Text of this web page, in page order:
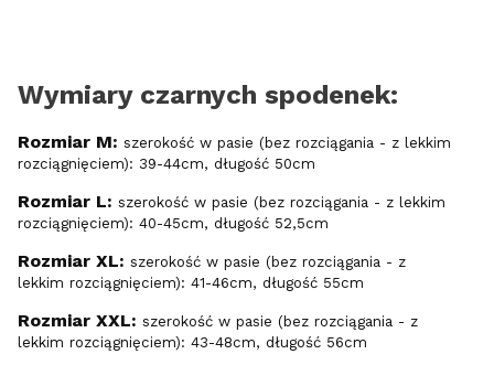
Wymiary czarnych spodenek:
Rozmiar M: szerokość w pasie (bez rozciągania - z lekkim
rozciągnięciem): 39-44cm, długość 50cm
Rozmiar L: szerokość w pasie (bez rozciągania - z lekkim
rozciągnięciem): 40-45cm, długość 52,5cm
Rozmiar XL: szerokość w pasie (bez rozciągania - z
lekkim rozciągnięciem): 41-46cm, długość 55cm
Rozmiar XXL: szerokość w pasie (bez rozciągania - z
lekkim rozciągnięciem): 43-48cm, długość 56cm